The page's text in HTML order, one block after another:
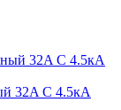
32A C 4.5кА